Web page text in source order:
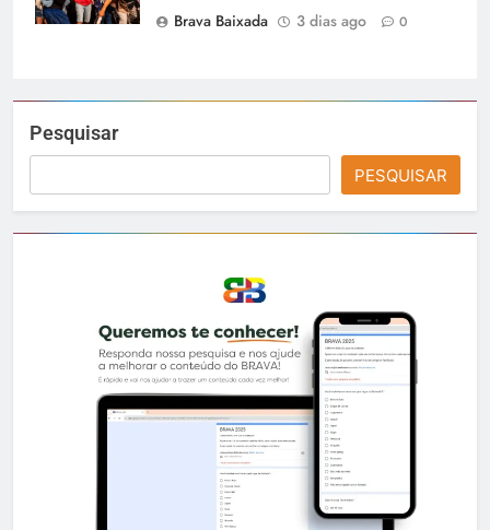
Brava Baixada
3 dias ago 0
Pesquisar
PESQUISAR